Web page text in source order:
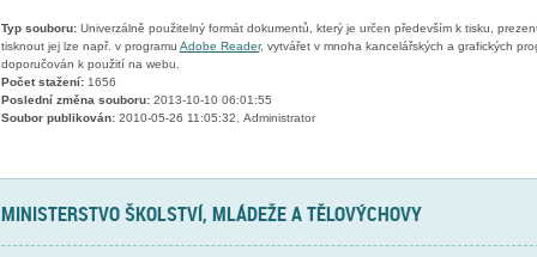
Typ souboru:Univerzálně použitelný formát dokumentů, který je určen především k tisku,
tisknout jej lze např. v programu Adobe Reader, vytvářet v mnoha kancelářských a grafických
doporučován k použití na webu.
Počet stažení:1656
Poslední změna souboru:2013-10-10 06:01:55
Soubor publikován:2010-05-26 11:05:32, Administrator
MINISTERSTVO ŠKOLSTVÍ, MLÁDEŽE A TĚLOVÝCHOVY